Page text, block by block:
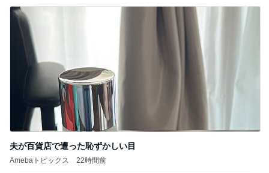
夫が百貨店で遭った恥ずかしい目
Amebaトピックス 22時間前